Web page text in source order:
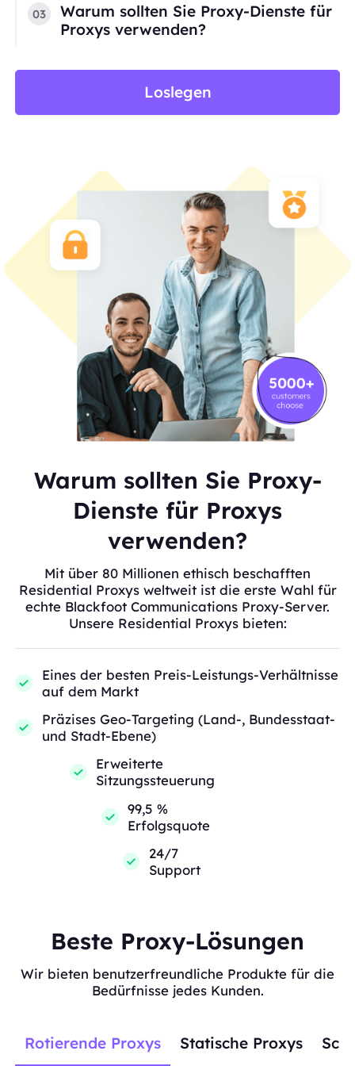
03
Warum sollten Sie Proxy-Dienste für
Proxys verwenden?
Loslegen
Warum sollten Sie Proxy-
Dienste für Proxys
verwenden?
Mit über 80 Millionen ethisch beschafften
Residential Proxys weltweit ist die erste Wahl für
echte Blackfoot Communications Proxy-Server.
Unsere Residential Proxys bieten:
Eines der besten Preis-Leistungs-Verhältnisse
auf dem Markt
Präzises Geo-Targeting (Land-, Bundesstaat-
und Stadt-Ebene)
Erweiterte
Sitzungssteuerung
99,5 %
Erfolgsquote
24/7
Support
Beste Proxy-Lösungen
Wir bieten benutzerfreundliche Produkte für die
Bedürfnisse jedes Kunden.
Rotierende Proxys Statische Proxys